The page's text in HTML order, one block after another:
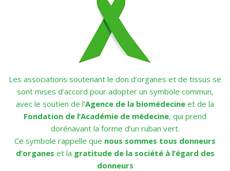
Les associations soutenant le don d’organes et de tissus se
sont mises d’accord pour adopter un symbole commun,
avec le soutien de l’Agence de la biomédecine et de la
Fondation de l’Académie de médecine, qui prend
dorénavant la forme d’un ruban vert.
Ce symbole rappelle que nous sommes tous donneurs
d’organes et la gratitude de la société à l’égard des
donneurs